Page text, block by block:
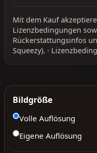
Mit dem Kauf
Lizenzbedingungen
Rückerstattungsinfos
Squeezy). ·
Bildgröße
Volle Auflösung
Eigene Auflösung